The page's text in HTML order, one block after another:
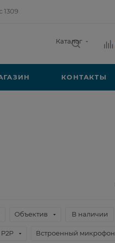
1309
Каталог
КОНТАКТЫ
Объектив В наличии
P2P Встроенный микрофон